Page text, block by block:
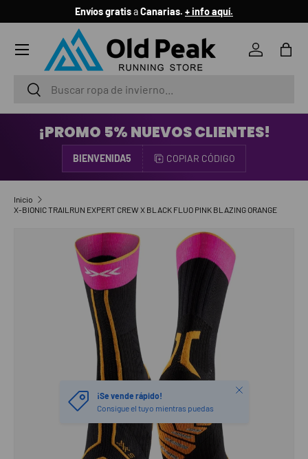
IR AL CONTENIDO
Envíos gratisaCanarias. + info aquí.
BuscarBuscar
Iniciar
Menú
¡PROMO 5% NUEVOS CLIENTES!
BIENVENIDA5 COPIAR CÓDIGO
Inicio
X-BIONIC TRAILRUN EXPERT CREW X BLACK FLUO PINK BLAZING ORANGE
IR DIRECTAMENTE A LA INFORMACIÓN DEL PRODUCTO
¡Se vende rápido!
Consigue el tuyo mientras puedas
Cerrar